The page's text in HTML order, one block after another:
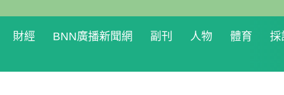
財經 BNN廣播新聞網 副刊 人物 體育 採